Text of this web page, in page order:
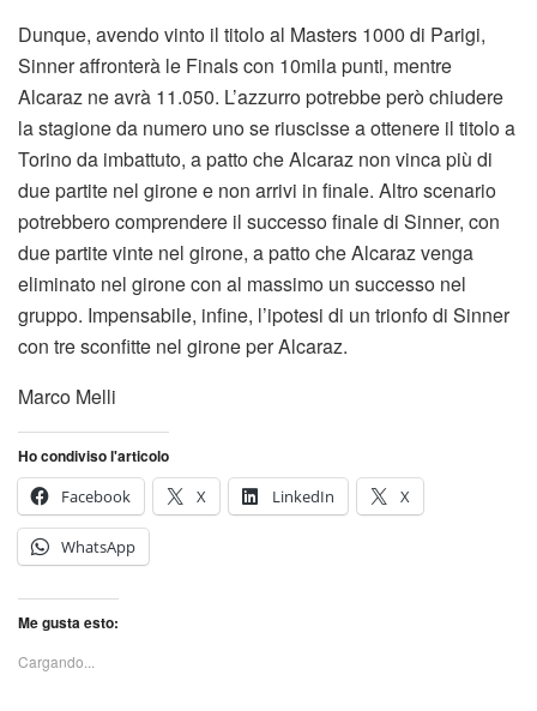
Dunque, avendo vinto il titolo al Masters 1000 di Parigi,
Sinner affronterà le Finals con 10mila punti, mentre
Alcaraz ne avrà 11.050. L’azzurro potrebbe però chiudere
la stagione da numero uno se riuscisse a ottenere il titolo a
Torino da imbattuto, a patto che Alcaraz non vinca più di
due partite nel girone e non arrivi in finale. Altro scenario
potrebbero comprendere il successo finale di Sinner, con
due partite vinte nel girone, a patto che Alcaraz venga
eliminato nel girone con al massimo un successo nel
gruppo. Impensabile, infine, l’ipotesi di un trionfo di Sinner
con tre sconfitte nel girone per Alcaraz.
Marco Melli
Ho condiviso l'articolo
Facebook
X LinkedIn X
WhatsApp
Me gusta esto:
Cargando...